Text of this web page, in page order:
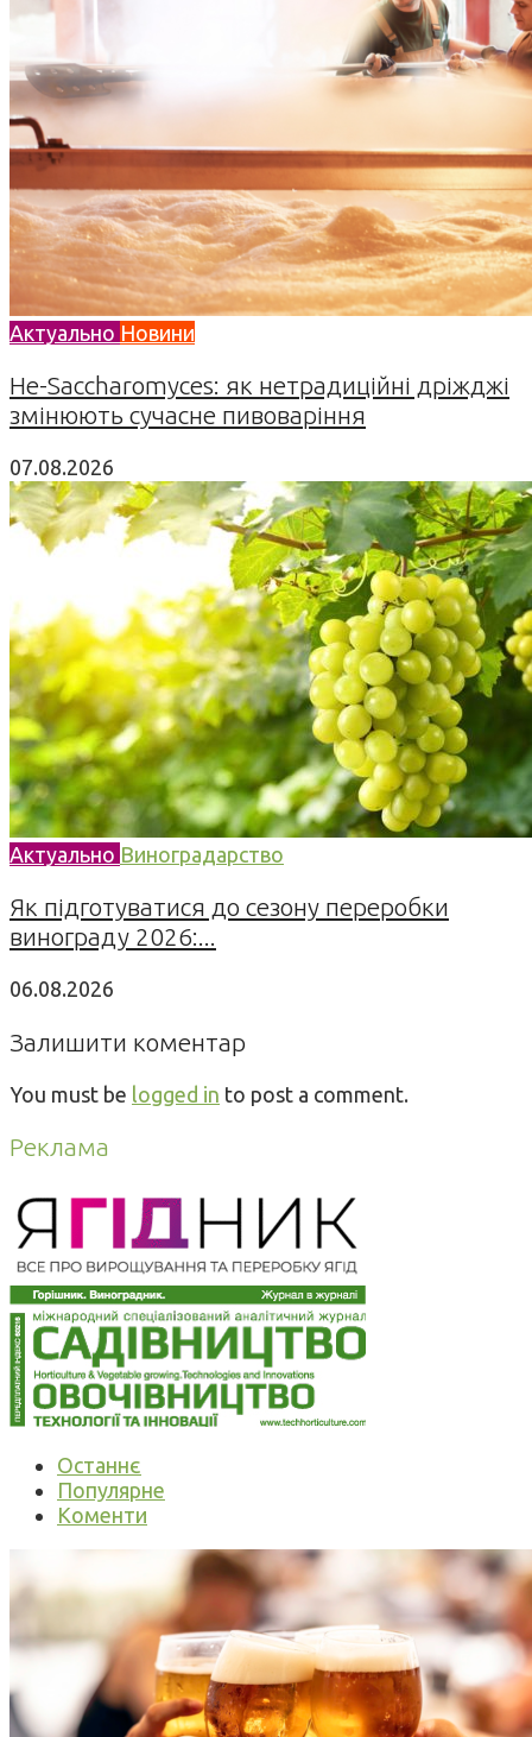
Актуально Новини
Не-Saccharomyces: як нетрадиційні дріжджі
змінюють сучасне пивоваріння
07.08.2026
Актуально Виноградарство
Як підготуватися до сезону переробки
винограду 2026:...
06.08.2026
Залишити коментар
You must be logged in to post a comment.
Реклама
Останнє
Популярне
Коменти